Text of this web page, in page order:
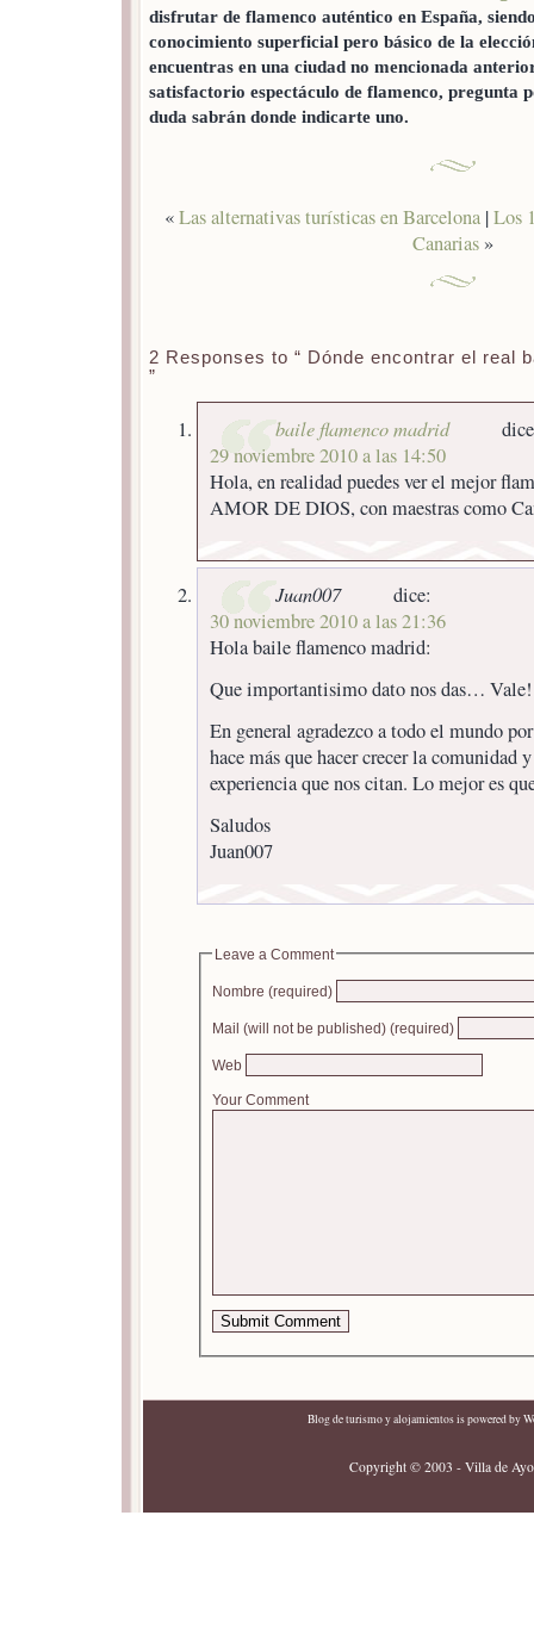
disfrutar de flamenco auténtico en España,
conocimiento superficial pero básico de la
encuentras en una ciudad no mencionada
satisfactorio espectáculo de flamenco, pregunta
duda sabrán donde indicarte uno.
«Las alternativas turísticas en Barcelona |Los
Canarias »
2 Responses to “ Dónde encontrar el real
”
baile flamenco madrid
29 noviembre 2010 a las 14:50
Hola, en realidad puedes ver el mejor
AMOR DE DIOS, con maestras como
Juan007
dice:
30 noviembre 2010 a las 21:36
Hola baile flamenco madrid:
Que importantisimo dato nos das… Vale!
En general agradezco a todo el mundo
hace más que hacer crecer la comunidad
experiencia que nos citan. Lo mejor es
Saludos
Juan007
Leave a Comment
Nombre (required)
Mail (will not be published) (required)
Web
Your Comment
Blog de turismo y alojamientosis powered by
Copyright © 2003 - Villa de